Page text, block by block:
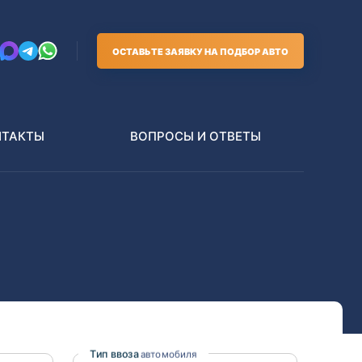
ОСТАВЬТЕ ЗАЯВКУ НА ПОДБОР АВТО
Toyota
ВОПРОСЫ И ОТВЕТЫ
Тип ввозаавтомобиля